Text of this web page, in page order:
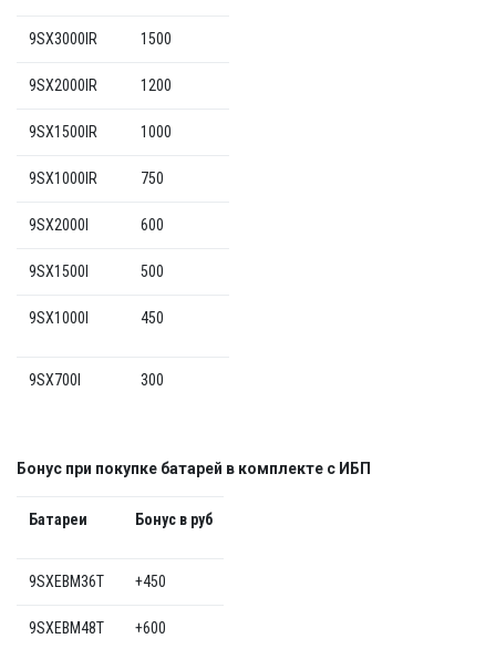
9SX3000IR 1500
9SX2000IR 1200
9SX1500IR 1000
9SX1000IR 750
9SX2000I 600
9SX1500I 500
9SX1000I 450
9SX700I 300
Бонус при покупке батарей в комплекте с ИБП
Батареи Бонус в руб
9SXEBM36T +450
9SXEBM48T +600